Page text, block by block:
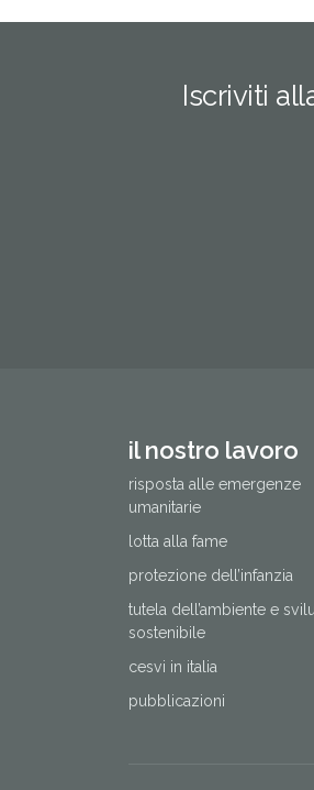
Iscriviti
il nostro lavoro
risposta alle emergenze
umanitarie
lotta alla fame
protezione dell’infanzia
tutela dell’ambiente e
sostenibile
cesvi in italia
pubblicazioni